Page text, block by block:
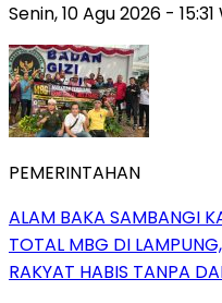
Senin, 10 Agu 2026 - 15:31
PEMERINTAHAN
ALAM BAKA SAMBANGI
TOTAL MBG DI
RAKYAT HABIS TANPA